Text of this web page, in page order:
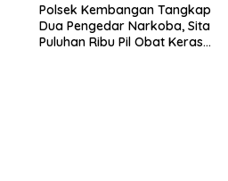
Polsek Kembangan Tangkap
Dua Pengedar Narkoba, Sita
Puluhan Ribu Pil Obat Keras